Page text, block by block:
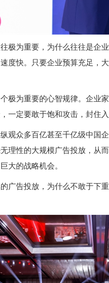
极为重要，为什么往往是企
度快。只要企业预算充足，
个极为重要的心智规律。企业
一定要敢于饱和攻击，封住
纵观众多百亿甚至千亿级中国
理性的大规模广告投放，从
大的战略机会。
广告投放，为什么不敢于下